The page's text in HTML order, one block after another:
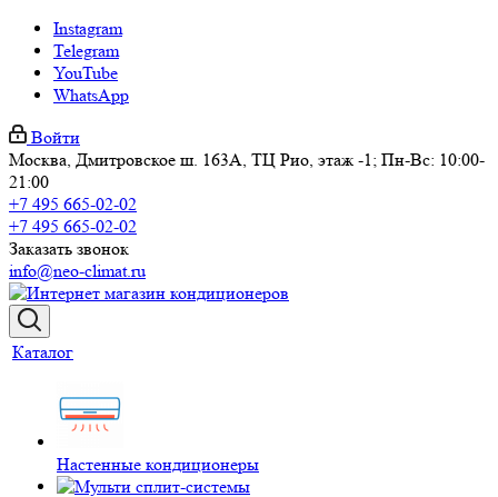
Instagram
Telegram
YouTube
WhatsApp
Войти
Москва, Дмитровское ш. 163А, ТЦ Рио, этаж -1; Пн-Вс: 10:00-
21:00
+7 495 665-02-02
+7 495 665-02-02
Заказать звонок
info@neo-climat.ru
Каталог
Настенные кондиционеры